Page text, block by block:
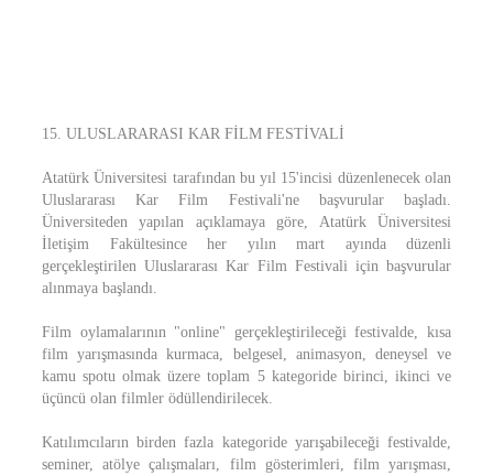
15. ULUSLARARASI KAR FİLM FESTİVALİ
Atatürk Üniversitesi tarafından bu yıl 15'incisi düzenlenecek olan
Uluslararası Kar Film Festivali'ne başvurular başladı.
Üniversiteden yapılan açıklamaya göre, Atatürk Üniversitesi
İletişim Fakültesince her yılın mart ayında düzenli
gerçekleştirilen Uluslararası Kar Film Festivali için başvurular
alınmaya başlandı.
Film oylamalarının "online" gerçekleştirileceği festivalde, kısa
film yarışmasında kurmaca, belgesel, animasyon, deneysel ve
kamu spotu olmak üzere toplam 5 kategoride birinci, ikinci ve
üçüncü olan filmler ödüllendirilecek.
Katılımcıların birden fazla kategoride yarışabileceği festivalde,
seminer, atölye çalışmaları, film gösterimleri, film yarışması,